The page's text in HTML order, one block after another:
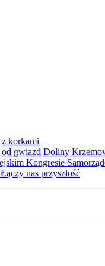
z korkami
gwiazd Doliny
Kongresie
nas przyszłość